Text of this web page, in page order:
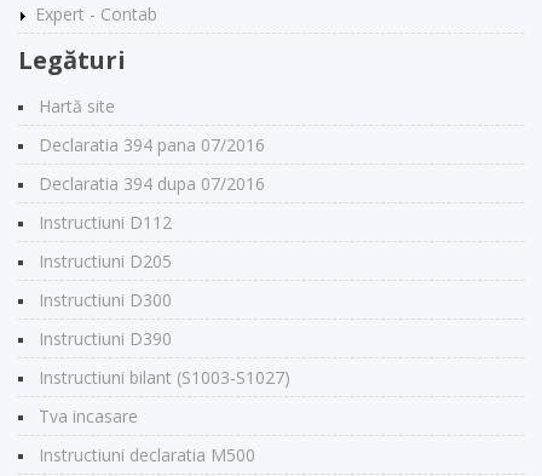
Expert - Contab
Legături
Hartă site
Declaratia 394 pana 07/2016
Declaratia 394 dupa 07/2016
Instructiuni D112
Instructiuni D205
Instructiuni D300
Instructiuni D390
Instructiuni bilant (S1003-S1027)
Tva incasare
Instructiuni declaratia M500